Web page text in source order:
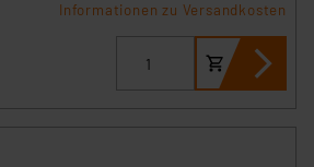
Informationen zu Versandkosten